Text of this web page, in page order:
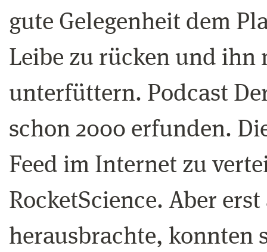
gute Gelegenheit dem
Leibe zu rücken und ihn
unterfüttern. Podcast
schon 2000 erfunden.
Feed im Internet zu
RocketScience. Aber
herausbrachte, konnten